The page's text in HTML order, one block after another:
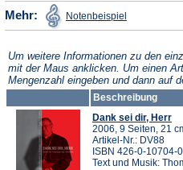
Mehr: Notenbeispiel in
einem
Tab)
Um weitere Informationen zu den
mit der Maus anklicken. Um einen
Mengenzahl eingeben und dann auf
Beschreibung
Dank sei dir, Herr
2006, 9 Seiten, 21
Artikel-Nr.: DV88
ISBN 426-0-10704-
Text und Musik: